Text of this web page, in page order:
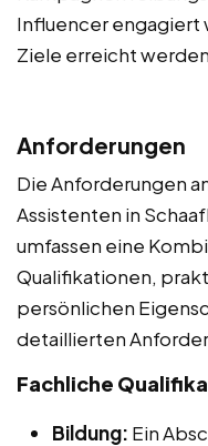
Influencer engagiert
Ziele erreicht
Anforderungen
Die Anforderungen
Assistenten in
umfassen eine
Qualifikationen,
persönlichen
detaillierten
Fachliche
Bildung: Ein